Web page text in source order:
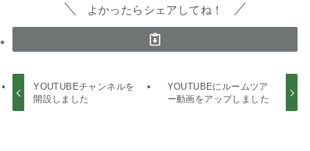
よかったらシェアしてね！
YOUTUBEチャンネルを
開設しました
YOUTUBEにルームツア
ー動画をアップしました